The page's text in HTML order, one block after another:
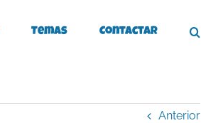
Temas Contactar
Anterior